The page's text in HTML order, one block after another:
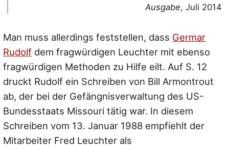
Ausgabe, Juli 2014
Man muss allerdings feststellen, dass Germar
Rudolf dem fragwürdigen Leuchter mit ebenso
fragwürdigen Methoden zu Hilfe eilt. Auf S. 12
druckt Rudolf ein Schreiben von Bill Armontrout
ab, der bei der Gefängnisverwaltung des US-
Bundesstaats Missouri tätig war. In diesem
Schreiben vom 13. Januar 1988 empfiehlt der
Mitarbeiter Fred Leuchter als